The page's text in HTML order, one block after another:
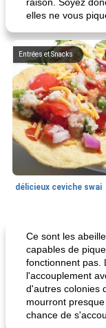
elles ne vous
Entrées et Snacks
délicieux ceviche swai
Ce sont les
capables de
fonctionnent pas.
l'accouplement
d'autres colonies
mourront
chance de